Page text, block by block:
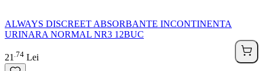
ALWAYS DISCREET ABSORBANTE INCONTINENTA
URINARA NORMAL NR3 12BUC
21 74 Lei